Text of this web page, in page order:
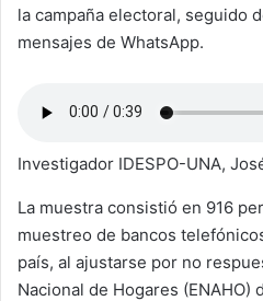
la campaña electoral, seguido
mensajes de WhatsApp.
Investigador IDESPO-UNA,
La muestra consistió en 916
muestreo de bancos
país, al ajustarse por no
Nacional de Hogares (ENAHO)